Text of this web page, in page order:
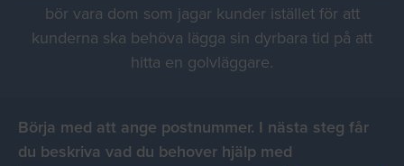
bör vara dom som jagar kunder istället för att
kunderna ska behöva lägga sin dyrbara tid på att
hitta en golvläggare.
Börja med att ange postnummer. I nästa steg får
du beskriva vad du behover hjälp med